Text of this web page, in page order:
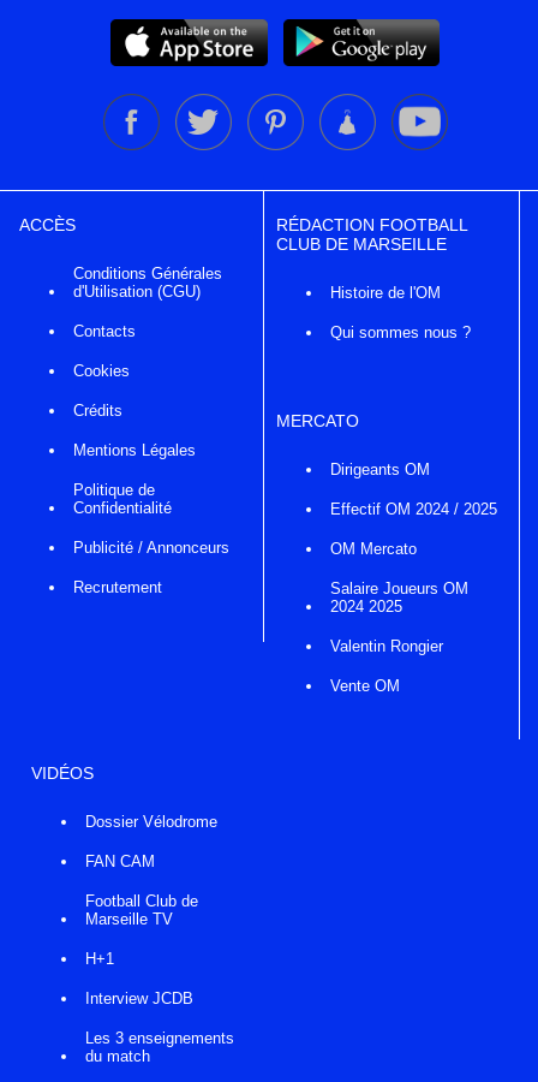
ACCÈS
Conditions Générales
d'Utilisation (CGU)
Contacts
Cookies
Crédits
Mentions Légales
Politique de
Confidentialité
Publicité / Annonceurs
Recrutement
RÉDACTION FOOTBALL
CLUB DE MARSEILLE
Histoire de l'OM
Qui sommes nous ?
MERCATO
Dirigeants OM
Effectif OM 2024 / 2025
OM Mercato
Salaire Joueurs OM
2024 2025
Valentin Rongier
Vente OM
VIDÉOS
Dossier Vélodrome
FAN CAM
Football Club de
Marseille TV
H+1
Interview JCDB
Les 3 enseignements
du match